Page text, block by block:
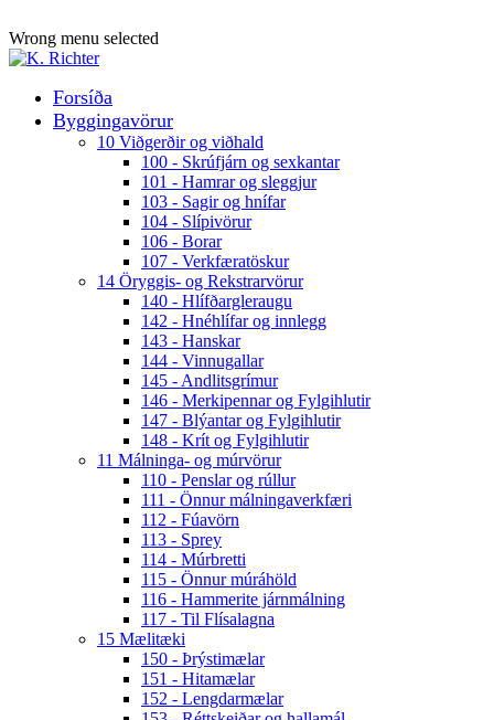
Wrong menu selected
Forsíða
Byggingavörur
10 Viðgerðir og viðhald
100 - Skrúfjárn og sexkantar
101 - Hamrar og sleggjur
103 - Sagir og hnífar
104 - Slípivörur
106 - Borar
107 - Verkfæratöskur
14 Öryggis- og Rekstrarvörur
140 - Hlífðargleraugu
142 - Hnéhlífar og innlegg
143 - Hanskar
144 - Vinnugallar
145 - Andlitsgrímur
146 - Merkipennar og Fylgihlutir
147 - Blýantar og Fylgihlutir
148 - Krít og Fylgihlutir
11 Málninga- og múrvörur
110 - Penslar og rúllur
111 - Önnur málningaverkfæri
112 - Fúavörn
113 - Sprey
114 - Múrbretti
115 - Önnur múráhöld
116 - Hammerite járnmálning
117 - Til Flísalagna
15 Mælitæki
150 - Þrýstimælar
151 - Hitamælar
152 - Lengdarmælar